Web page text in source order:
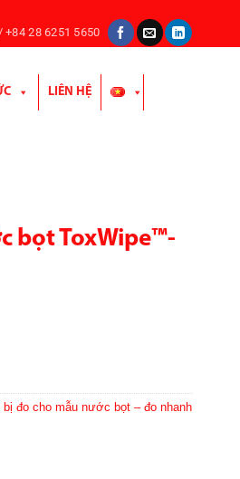
+84 28 6251 5650
LIÊN HỆ
bọt ToxWipe™-
bị đo cho mẫu nước bọt – đo nhanh